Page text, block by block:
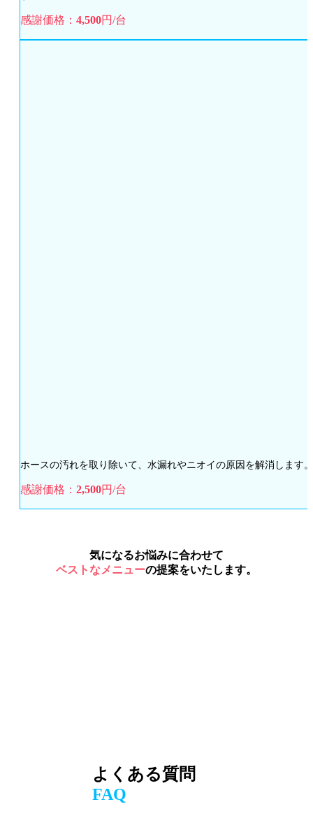
感謝価格： 4,500円/台
ホースの汚れを取り除いて、水漏れやニオイの原因を解消します。
感謝価格： 2,500円/台
気になるお悩みに合わせて
ベストなメニューの提案をいたします。
よくある質問
FAQ